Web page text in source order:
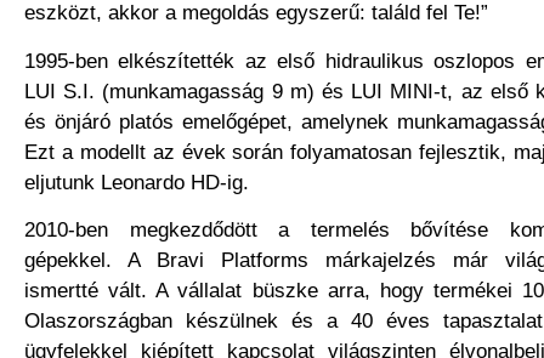
eszközt, akkor a megoldás egyszerű: találd fel Te!”
1995-ben elkészítették az első hidraulikus oszlopos
LUI S.I. (munkamagasság 9 m) és LUI MINI-t, az első
és önjáró platós emelőgépet, amelynek
Ezt a modellt az évek során folyamatosan fejlesztik,
eljutunk Leonardo HD-ig.
2010-ben megkezdődött a termelés bővítése
gépekkel. A Bravi Platforms márkajelzés már
ismertté vált. A vállalat büszke arra, hogy termékei
Olaszországban készülnek és a 40 éves
ügyfelekkel kiépített kapcsolat világszinten